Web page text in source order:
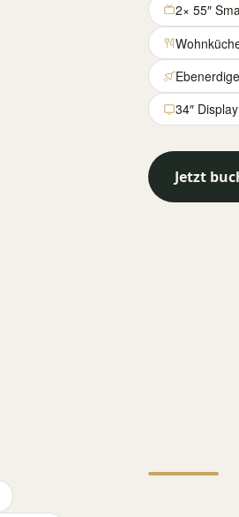
2× 55″
34″
Jetzt